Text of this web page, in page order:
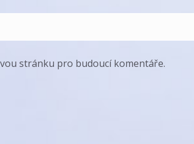
stránku pro budoucí komentáře.